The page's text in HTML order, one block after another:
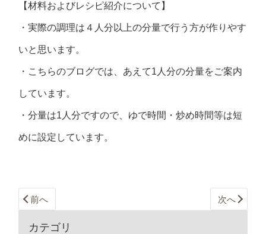
【材料およびレシピ紹介について】
・実際の調理は４人分以上の分量で行う方が作りやす
いと思います。
・こちらのブログでは、あえて1人分の分量をご案内
しています。
・分量は1人分ですので、ゆで時間・炒め時間等は短
めに設定しています。
前へ 次へ
カテゴリ